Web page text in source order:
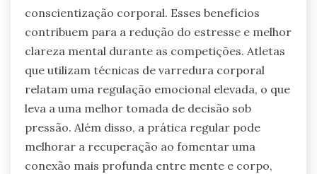
conscientização corporal. Esses benefícios
contribuem para a redução do estresse e melhor
clareza mental durante as competições. Atletas
que utilizam técnicas de varredura corporal
relatam uma regulação emocional elevada, o que
leva a uma melhor tomada de decisão sob
pressão. Além disso, a prática regular pode
melhorar a recuperação ao fomentar uma
conexão mais profunda entre mente e corpo,